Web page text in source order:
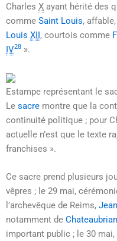
Charles X ayant hérité des
comme Saint Louis,
Louis XII, courtois comme
IV28 ».
Estampe représentant le
Le sacre montre que la
continuité politique ; pour
actuelle n’est que le texte
franchises ».
Ce sacre prend plusieurs
vêpres ; le 29 mai,
l’archevêque de Reims,
notamment de
important public ; le 30 mai